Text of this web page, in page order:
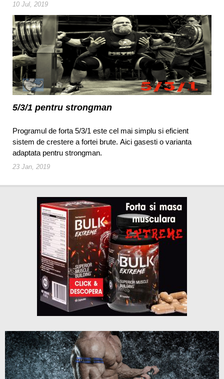
10 Jul, 2019
5/3/1 pentru strongman
Programul de forta 5/3/1 este cel mai simplu si eficient
sistem de crestere a fortei brute. Aici gasesti o varianta
adaptata pentru strongman.
23 Jan, 2019